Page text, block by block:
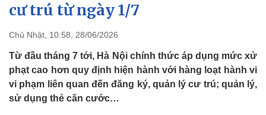
Quốc hội
cư trú từ ngày 1/7
Chủ Nhật, 10:58, 28/06/2026
Từ đầu tháng 7 tới, Hà Nội chính thức áp dụng mức xử
phạt cao hơn quy định hiện hành với hàng loạt hành vi
vi phạm liên quan đến đăng ký, quản lý cư trú; quản lý,
sử dụng thẻ căn cước…